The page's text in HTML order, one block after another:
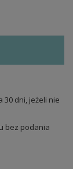
30 dni, jeżeli nie
bez podania